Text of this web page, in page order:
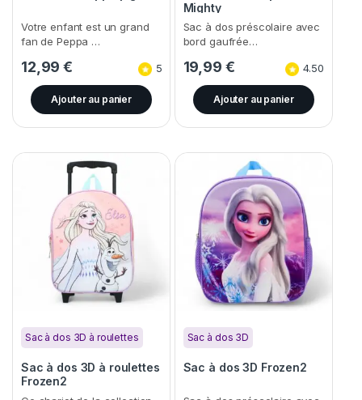
Votre enfant est un grand
fan de Peppa …
12,99€ 5
Ajouter au panier
Mighty
Sac à dos préscolaire avec
bord gaufrée…
19,99 € 4.50
Ajouter au panier
Sac à dos 3D à roulettes
Sac à dos 3D à roulettes
Frozen2
Sac à dos 3D
Sac à dos 3D Frozen2